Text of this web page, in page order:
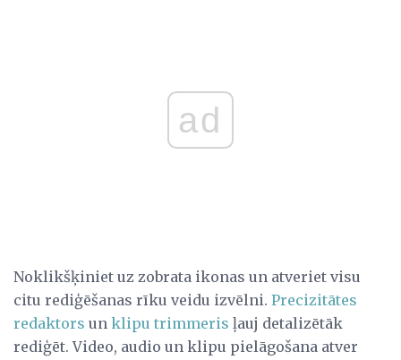
ad
Noklikšķiniet uz zobrata ikonas un atveriet visu
citu rediģēšanas rīku veidu izvēlni. Precizitātes
redaktors un klipu trimmeris ļauj detalizētāk
rediģēt. Video, audio un klipu pielāgošana atver